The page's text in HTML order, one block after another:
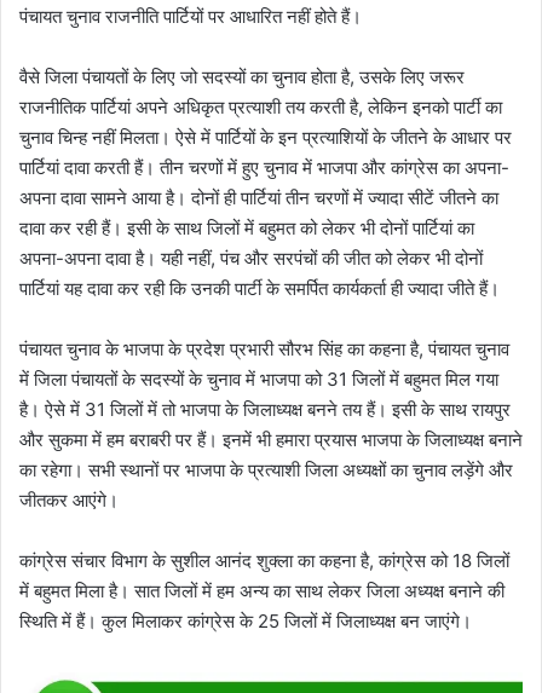
पंचायत चुनाव राजनीति पार्टियों पर आधारित नहीं होते हैं।
वैसे जिला पंचायतों के लिए जो सदस्यों का चुनाव होता है, उसके लिए जरूर
राजनीतिक पार्टियां अपने अधिकृत प्रत्याशी तय करती है, लेकिन इनको पार्टी का
चुनाव चिन्ह नहीं मिलता। ऐसे में पार्टियों के इन प्रत्याशियों के जीतने के आधार पर
पार्टियां दावा करती हैं। तीन चरणों में हुए चुनाव में भाजपा और कांग्रेस का अपना-
अपना दावा सामने आया है। दोनों ही पार्टियां तीन चरणों में ज्यादा सीटें जीतने का
दावा कर रही हैं। इसी के साथ जिलों में बहुमत को लेकर भी दोनों पार्टियां का
अपना-अपना दावा है। यही नहीं, पंच और सरपंचों की जीत को लेकर भी दोनों
पार्टियां यह दावा कर रही कि उनकी पार्टी के समर्पित कार्यकर्ता ही ज्यादा जीते हैं।
पंचायत चुनाव के भाजपा के प्रदेश प्रभारी सौरभ सिंह का कहना है, पंचायत चुनाव
में जिला पंचायतों के सदस्यों के चुनाव में भाजपा को 31 जिलों में बहुमत मिल गया
है। ऐसे में 31 जिलों में तो भाजपा के जिलाध्यक्ष बनने तय हैं। इसी के साथ रायपुर
और सुकमा में हम बराबरी पर हैं। इनमें भी हमारा प्रयास भाजपा के जिलाध्यक्ष बनाने
का रहेगा। सभी स्थानों पर भाजपा के प्रत्याशी जिला अध्यक्षों का चुनाव लड़ेंगे और
जीतकर आएंगे।
कांग्रेस संचार विभाग के सुशील आनंद शुक्ला का कहना है, कांग्रेस को 18 जिलों
में बहुमत मिला है। सात जिलों में हम अन्य का साथ लेकर जिला अध्यक्ष बनाने की
स्थिति में हैं। कुल मिलाकर कांग्रेस के 25 जिलों में जिलाध्यक्ष बन जाएंगे।